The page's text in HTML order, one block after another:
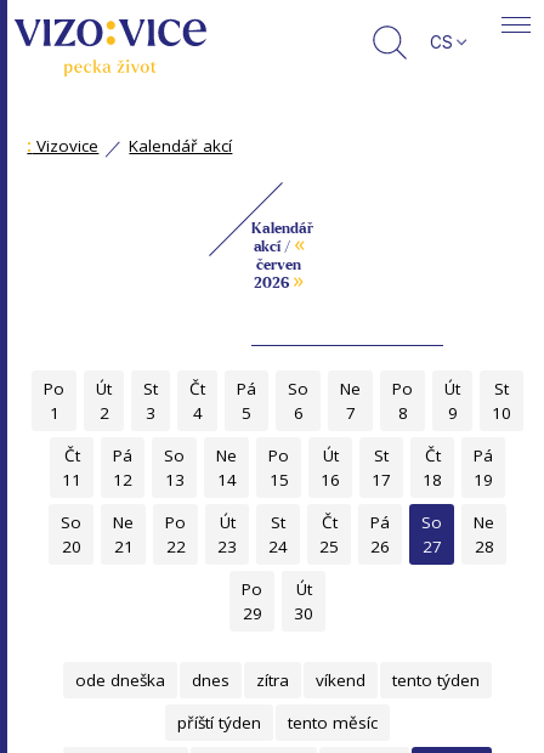
CS
: Vizovice Kalendář akcí
Kalendář
akcí / «
červen
2026 »
Po
1
Út
2
St
3
Čt
4
Pá
5
So
6
Ne
7
Po
8
Út
9
St
10
Čt
11
Pá
12
So
13
Ne
14
Po
15
Út
16
St
17
Čt
18
Pá
19
So
20
Ne
21
Po
22
Út
23
St
24
Čt
25
Pá
26
So
27
Ne
28
Po
29
Út
30
ode dneška dnes zítra víkend
tento týden
příští týden
tento měsíc